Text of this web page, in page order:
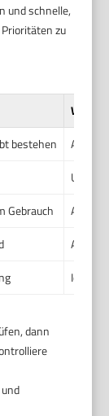
und schnelle,
zu
bestehen
Gebrauch
dann